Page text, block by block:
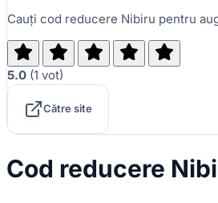
Cauți cod reducere Nibiru pentru
5.0 (1 vot)
Către site
Cod reducere